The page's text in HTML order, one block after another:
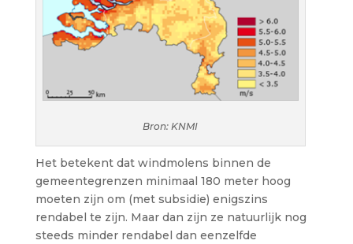
Bron: KNMI
Het betekent dat windmolens binnen de
gemeentegrenzen minimaal 180 meter hoog
moeten zijn om (met subsidie) enigszins
rendabel te zijn. Maar dan zijn ze natuurlijk nog
steeds minder rendabel dan eenzelfde